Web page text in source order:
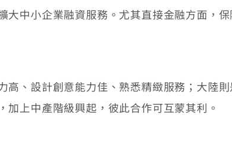
中小企業融資服務。尤其直接金融方面，保
、設計創意能力佳、熟悉精緻服務；大陸則
上中產階級興起，彼此合作可互蒙其利。